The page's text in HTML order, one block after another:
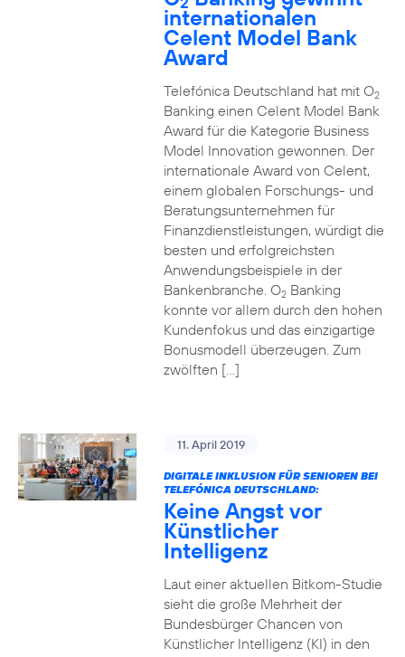
internationalen
Celent Model Bank
Award
Telefónica Deutschland hat mit O2
Banking einen Celent Model Bank
Award für die Kategorie Business
Model Innovation gewonnen. Der
internationale Award von Celent,
einem globalen Forschungs- und
Beratungsunternehmen für
Finanzdienstleistungen, würdigt die
besten und erfolgreichsten
Anwendungsbeispiele in der
Bankenbranche. O2Banking
konnte vor allem durch den hohen
Kundenfokus und das einzigartige
Bonusmodell überzeugen. Zum
zwölften […]
11. April 2019
DIGITALE INKLUSION FÜR SENIOREN BEI
TELEFÓNICA DEUTSCHLAND:
Keine Angst vor
Künstlicher
Intelligenz
Laut einer aktuellen Bitkom-Studie
sieht die große Mehrheit der
Bundesbürger Chancen von
Künstlicher Intelligenz (KI) in den